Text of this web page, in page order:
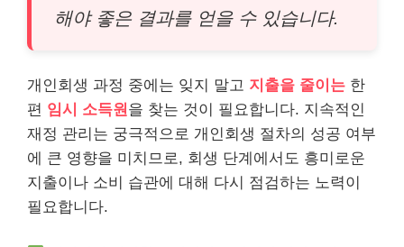
해야 좋은 결과를 얻을 수 있습니다.
개인회생 과정 중에는 잊지 말고 지출을 줄이는 한
편 임시 소득원 을 찾는 것이 필요합니다. 지속적인
재정 관리는 궁극적으로 개인회생 절차의 성공 여부
에 큰 영향을 미치므로, 회생 단계에서도 흥미로운
지출이나 소비 습관에 대해 다시 점검하는 노력이
필요합니다.